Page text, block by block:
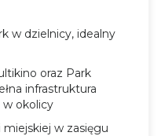
w dzielnicy, idealny
oraz Park
infrastruktura
okolicy
w zasięgu